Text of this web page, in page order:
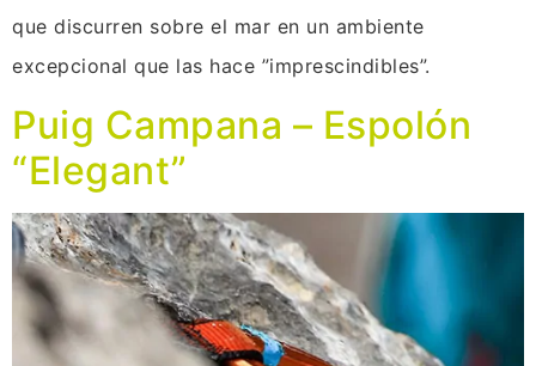
que discurren sobre el mar en un ambiente
excepcional que las hace ”imprescindibles”.
Puig Campana – Espolón
“Elegant”